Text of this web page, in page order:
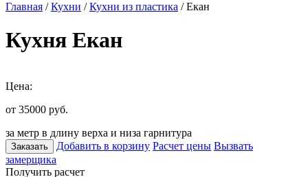
Главная /Кухни /Кухни из пластика / Екан
Кухня Екан
Цена:
от 35000 руб.
за метр в длину верха и низа гарнитура
Заказать Добавить в корзину Расчет цены Вызвать
замерщика
Получить расчет